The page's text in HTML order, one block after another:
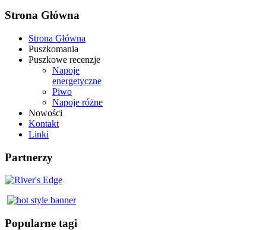
Strona Główna
Strona Główna
Puszkomania
Puszkowe recenzje
Napoje
energetyczne
Piwo
Napoje różne
Nowości
Kontakt
Linki
Partnerzy
Popularne tagi